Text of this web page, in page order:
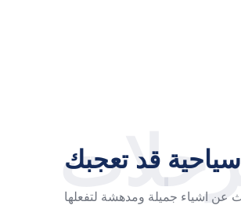
قد تعجبك
عن اشياء جميلة ومدهشة لتفعلها